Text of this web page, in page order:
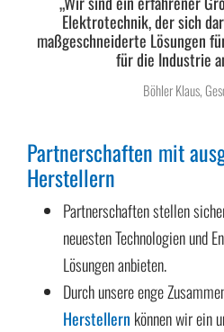
Elektrotechnik, der sich
maßgeschneiderte Lösungen
für die Industrie
Böhler Klaus,
Partnerschaften mit
Herstellern
Partnerschaften stellen
neuesten Technologien und
Lösungen anbieten.
Durch unsere enge
Herstellern können wir ein